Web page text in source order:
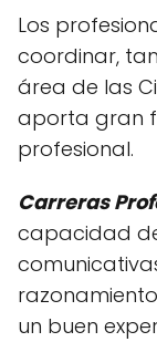
Los
coordinar,
área de las
aporta gran
profesional.
Carreras
capacidad
un buen